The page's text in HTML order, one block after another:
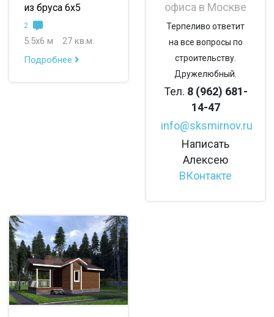
из бруса 6х5
2
5.5х6 м
27 кв.м.
Подробнее
офиса в Москве
Терпеливо ответит
на все вопросы по
строительству.
Дружелюбный.
Тел. 8 (962) 681-
14-47
info@sksmirnov.ru
Написать
Алексею
ВКонтакте